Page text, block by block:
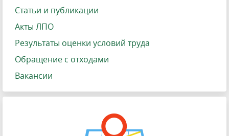
Статьи и публикации
Акты ЛПО
Результаты оценки условий труда
Обращение с отходами
Вакансии